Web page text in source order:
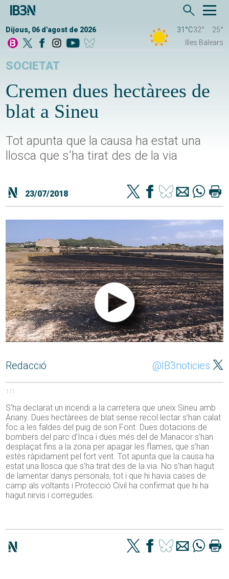
Dijous, 06 d'agost de 2026 31°C32°
25°
Illes Balears
SOCIETAT
Cremen dues hectàrees de
blat a Sineu
Tot apunta que la causa ha estat una
llosca que s'ha tirat des de la via
23/07/2018
Redacció @IB3noticies
171
S’ha declarat un incendi a la carretera que uneix Sineu amb
Ariany. Dues hectàrees de blat sense recol·lectar s’han calat
foc a les faldes del puig de son Font. Dues dotacions de
bombers del parc d’Inca i dues més del de Manacor s’han
desplaçat fins a la zona per apagar les flames, que s’han
estès ràpidament pel fort vent. Tot apunta que la causa ha
estat una llosca que s’ha tirat des de la via. No s’han hagut
de lamentar danys personals, tot i que hi havia cases de
camp als voltants i Protecció Civil ha confirmat que hi ha
hagut nirvis i corregudes.